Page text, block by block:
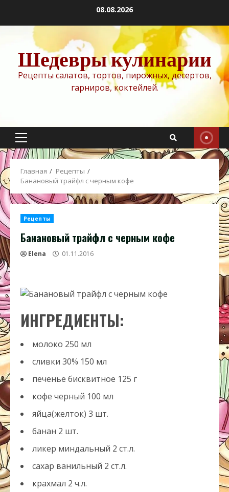
содержимому
08.08.2026
Шедевры кулинарии
Рецепты салатов, тортов, пирожных, десертов,
гарниров, коктейлей.
Основное
меню
Главная
Рецепты
Банановый трайфл с черным кофе
Рецепты
Банановый трайфл с черным кофе
Elena 01.11.2016
ИНГРЕДИЕНТЫ:
молоко 250 мл
сливки 30% 150 мл
печенье бисквитное 125 г
кофе черный 100 мл
яйца(желток) 3 шт.
банан 2 шт.
ликер миндальный 2 ст.л.
сахар ванильный 2 ст.л.
крахмал 2 ч.л.